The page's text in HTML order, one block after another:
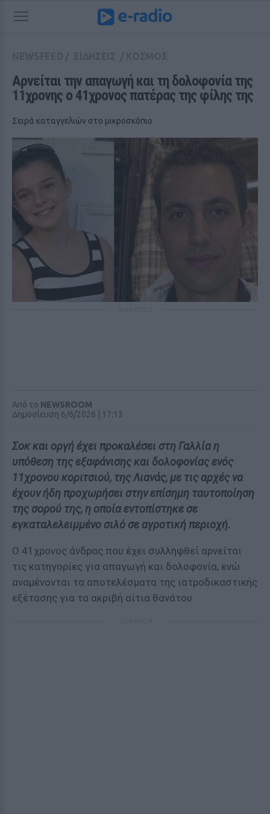
Αρνείται την απαγωγή και τη δολοφονία της
11χρονης ο 41χρονος πατέρας της φίλης της
Σειρά καταγγελιών στο μικροσκόπιο
Από το NEWSROOM
Δημοσίευση 6/6/2026 | 17:13
Σοκ και οργή έχει προκαλέσει στη Γαλλία η
υπόθεση της εξαφάνισης και δολοφονίας ενός
11χρονου κοριτσιού, της Λιανάς, με τις αρχές να
έχουν ήδη προχωρήσει στην επίσημη ταυτοποίηση
της σορού της, η οποία εντοπίστηκε σε
εγκαταλελειμμένο σιλό σε αγροτική περιοχή.
Ο 41χρονος άνδρας που έχει συλληφθεί αρνείται
τις κατηγορίες για απαγωγή και δολοφονία, ενώ
αναμένονται τα αποτελέσματα της ιατροδικαστικής
εξέτασης για τα ακριβή αίτια θανάτου.